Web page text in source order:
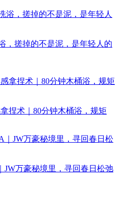
，搓掉的不是泥，是年轻人的
捏术｜80分钟木桶浴，规矩
JW万豪秘境里，寻回春日松弛